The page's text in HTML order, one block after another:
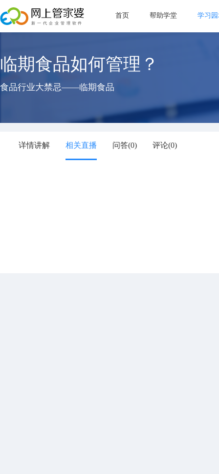
首页 帮助学堂 学习
常见
临期食品如何管理？
食品行业大禁忌——临期食品
详情讲解 相关直播 问答(0) 评论(0)